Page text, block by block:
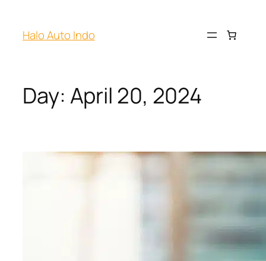
Halo Auto Indo
Day: April 20, 2024